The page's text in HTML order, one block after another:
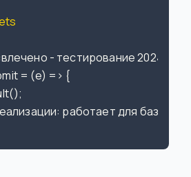
- тестирование 2024-03-
= (e) => {
реализации: работает для